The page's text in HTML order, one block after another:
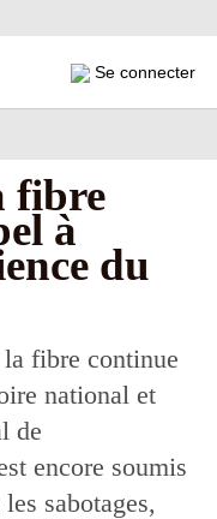
Se connecter
fibre
à
du
fibre continue
national et
de
encore soumis
sabotages,